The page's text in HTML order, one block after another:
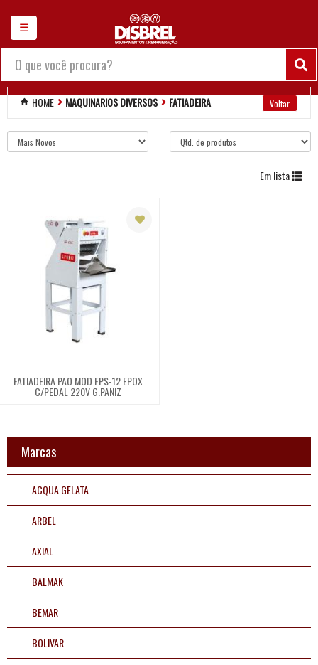
☰
Balanças
Maquinarios diversos
Amassadeira em
frangos
Batedeira
Batedor de milk
shake
Descascador
Diversos
Fatiadeira
Fritadeira
Refrigeração comercial
Ar e ventilação
Bebedouros e
purificadores
HOME MAQUINARIOS DIVERSOS FATIADEIRA
Em lista
FATIADEIRA PAO MOD FPS-12 EPOX
C/PEDAL 220V G.PANIZ
Marcas
ACQUA GELATA
ARBEL
AXIAL
BALMAK
BEMAR
BOLIVAR
Chamar no WhatsApp